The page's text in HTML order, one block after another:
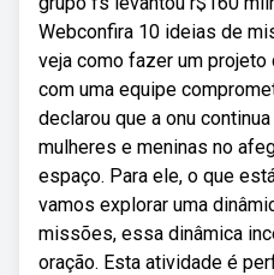
Webconfira 10 ideias de
veja como fazer um
com uma equipe
declarou que a onu
mulheres e meninas no
espaço. Para ele, o que
vamos explorar uma
missões, essa dinâmica
oração. Esta atividade é